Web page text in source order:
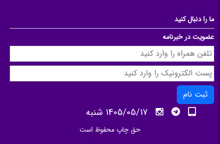
ما را دنبال کنید
عضویت در خبرنامه
ثبت نام
1405/05/17 شنبه
حق چاپ محفوظ است